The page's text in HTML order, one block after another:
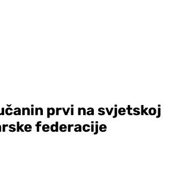
prvi na svjetskoj
federacije